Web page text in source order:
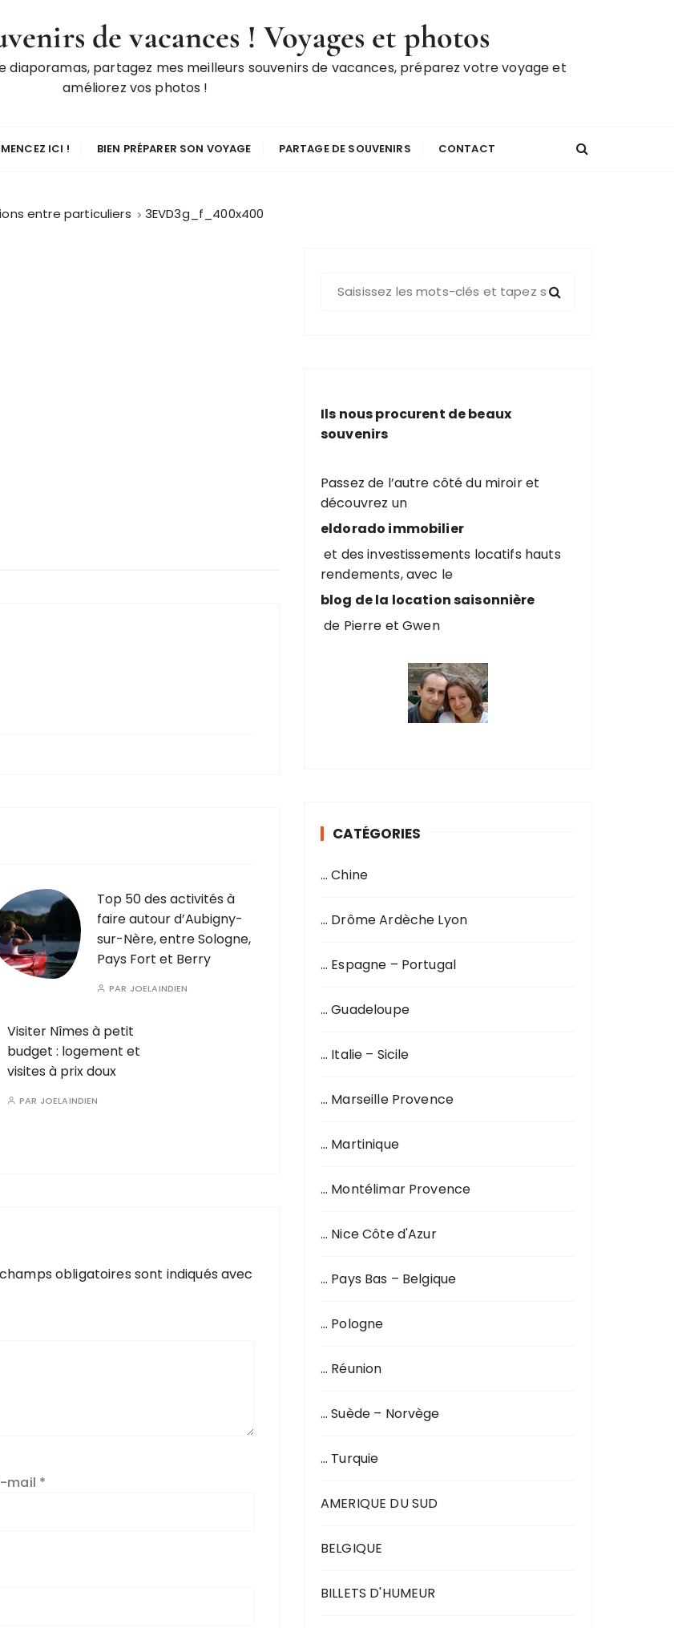
de vacances ! Voyages et photos
diaporamas, partagez mes meilleurs souvenirs de vacances, préparez votre voyage et
améliorez vos photos !
ICI ! BIEN PRÉPARER SON VOYAGE PARTAGE DE SOUVENIRS CONTACT
entre particuliers 3EVD3g_f_400x400
Top 50 des activités à
faire autour d’Aubigny-
sur-Nère, entre Sologne,
Pays Fort et Berry
PAR JOELAINDIEN
Visiter Nîmes à petit
budget : logement et
visites à prix doux
PAR JOELAINDIEN
obligatoires sont indiqués avec
mail *
h
e
o
u
r
Ils nous procurent de beaux
souvenirs
Passez de l’autre côté du miroir et
découvrez un
eldorado immobilier
et des investissements locatifs hauts
rendements, avec le
blog de la location saisonnière
de Pierre et Gwen
CATÉGORIES
… Chine
… Drôme Ardèche Lyon
… Espagne – Portugal
… Guadeloupe
… Italie – Sicile
… Marseille Provence
… Martinique
… Montélimar Provence
… Nice Côte d'Azur
… Pays Bas – Belgique
… Pologne
… Réunion
… Suède – Norvège
… Turquie
AMERIQUE DU SUD
BELGIQUE
BILLETS D'HUMEUR